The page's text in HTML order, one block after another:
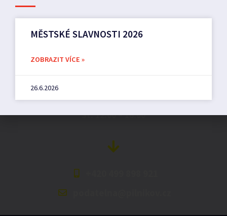
Město Pilníkov
MěU: Po: 08:00 – 17:00,
St: 12:00 – 16:00
MĚSTSKÉ SLAVNOSTI 2026
ZOBRAZIT VÍCE »
26.6.2026